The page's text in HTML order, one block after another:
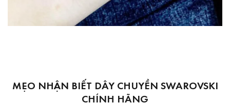
MẸO NHẬN BIẾT DÂY CHUYỀN SWAROVSKI
CHÍNH HÃNG